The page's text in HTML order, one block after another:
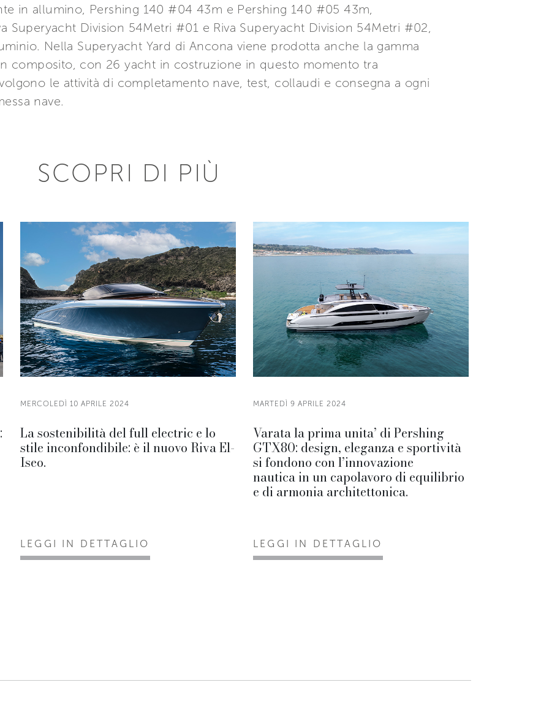
in allumino, Pershing 140 #04 43m e Pershing 140 #05 43m,
Superyacht Division 54Metri #01 e Riva Superyacht Division 54Metri #02,
Nella Superyacht Yard di Ancona viene prodotta anche la gamma
composito, con 26 yacht in costruzione in questo momento tra
le attività di completamento nave, test, collaudi e consegna a ogni
nave.
SCOPRI DI PIÙ
MERCOLEDÌ 10 APRILE 2024
La sostenibilità del full electric e lo
stile inconfondibile: è il nuovo Riva El-
Iseo.
LEGGI IN DETTAGLIO
MARTEDÌ 9 APRILE 2024
Varata la prima unita’ di Pershing
GTX80: design, eleganza e sportività
si fondono con l’innovazione
nautica in un capolavoro di equilibrio
e di armonia architettonica.
LEGGI IN DETTAGLIO